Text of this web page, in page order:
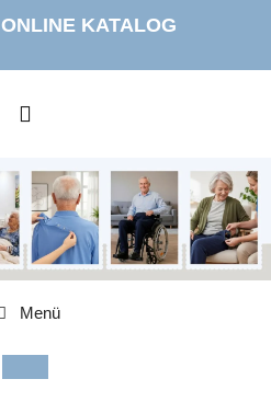
ONLINE KATALOG
Menü